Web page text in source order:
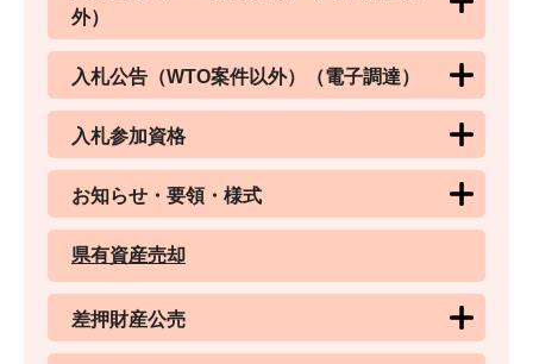
外）
入札公告（WTO案件以外）（電子調達）
入札参加資格
お知らせ・要領・様式
県有資産売却
差押財産公売